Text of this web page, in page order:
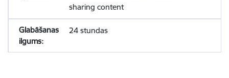
sharing content
24 stundas